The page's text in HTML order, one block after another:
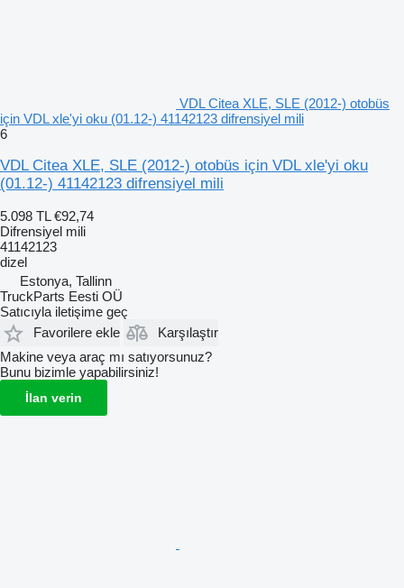
VDL Citea XLE, SLE (2012-) otobüs
için VDL xle'yi oku (01.12-) 41142123 difrensiyel mili
6
VDL Citea XLE, SLE (2012-) otobüs için VDL xle'yi oku
(01.12-) 41142123 difrensiyel mili
5.098 TL €92,74
Difrensiyel mili
41142123
dizel
Estonya, Tallinn
TruckParts Eesti OÜ
Satıcıyla iletişime geç
Favorilere ekle
Karşılaştır
Makine veya araç mı satıyorsunuz?
Bunu bizimle yapabilirsiniz!
İlan verin